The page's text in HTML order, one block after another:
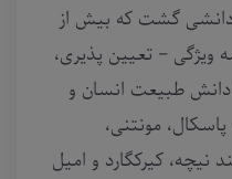
گشت که بیش از
– تعیین پذیری،
طبیعت انسان و
مونتنی،
نیچه، کیرکگارد و امیل